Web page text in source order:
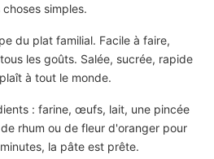
simples.
du plat familial. Facile à faire,
les goûts. Salée, sucrée, rapide
à tout le monde.
: farine, œufs, lait, une pincée
rhum ou de fleur d'oranger pour
la pâte est prête.